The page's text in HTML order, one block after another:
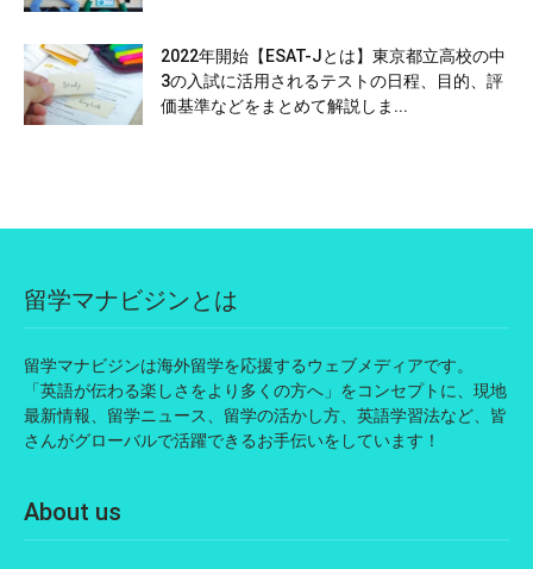
2022年開始【ESAT-Jとは】東京都立高校の中
3の入試に活用されるテストの日程、目的、評
価基準などをまとめて解説しま...
留学マナビジンとは
留学マナビジンは海外留学を応援するウェブメディアです。
「英語が伝わる楽しさをより多くの方へ」をコンセプトに、現地
最新情報、留学ニュース、留学の活かし方、英語学習法など、皆
さんがグローバルで活躍できるお手伝いをしています！
About us